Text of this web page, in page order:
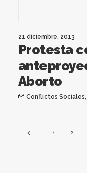
21 diciembre, 2013
Protesta
Aborto
Conflictos Sociales,
1 2